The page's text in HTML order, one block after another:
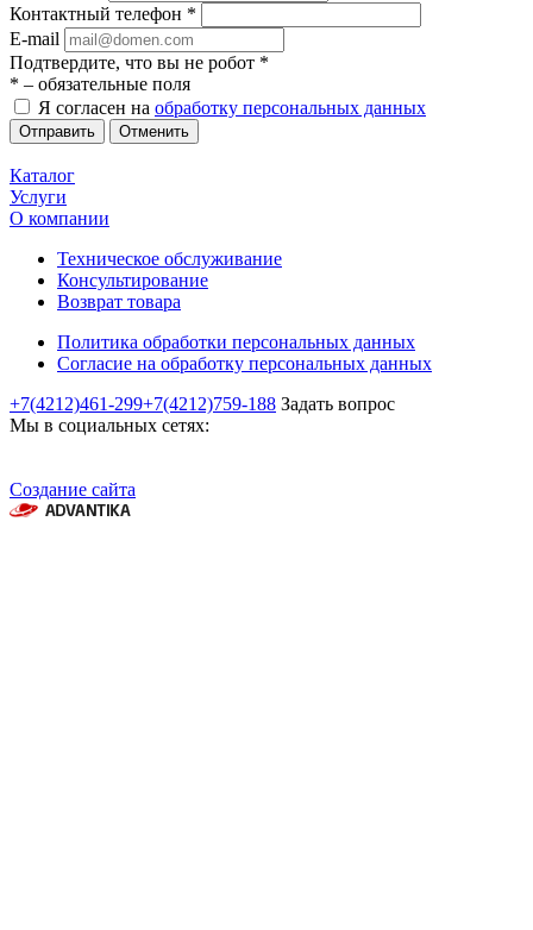
Контактный телефон *
E-mail
Подтвердите, что вы не робот *
* – обязательные поля
Я согласен на обработку персональных данных
Отменить
Каталог
Услуги
О компании
Техническое обслуживание
Консультирование
Возврат товара
Политика обработки персональных данных
Согласие на обработку персональных данных
+7(4212)461-299+7(4212)759-188 Задать вопрос
Мы в социальных сетях:
Создание сайта